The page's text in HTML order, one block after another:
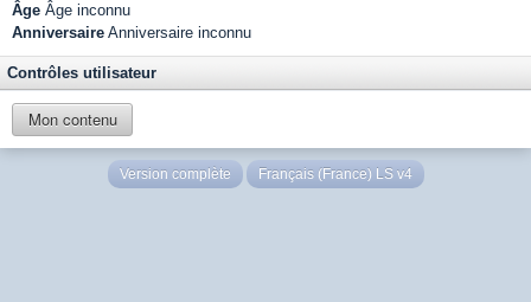
Âge Âge inconnu
Anniversaire Anniversaire inconnu
Contrôles utilisateur
Mon contenu
Version complète Français (France) LS v4